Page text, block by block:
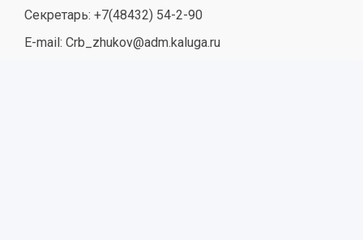
Секретарь: +7(48432) 54-2-90
E-mail: Crb_zhukov@adm.kaluga.ru